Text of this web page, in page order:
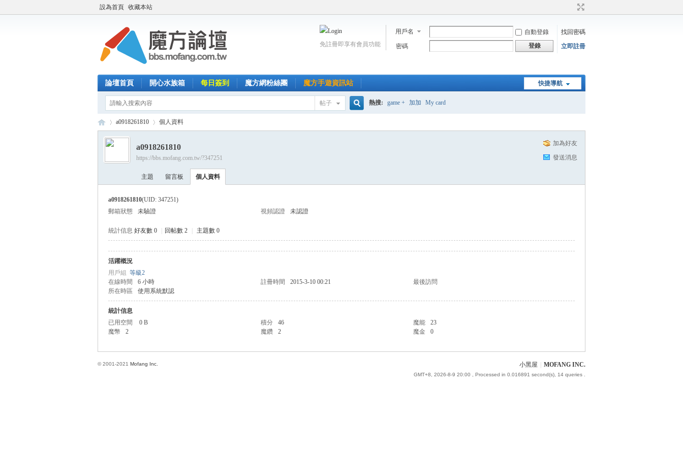
設為首頁 收藏本站
用戶名 自動登錄
找回密碼
密碼
登錄 立即註冊
免註冊即享有會員功能
快捷導航
論壇首頁 開心水族箱 每日簽到 魔方網粉絲團 魔方手遊資訊站
帖子 熱搜: game + 加加 My card
›
a0918261810 個人資料
加為好友
發送消息
a0918261810
https://bbs.mofang.com.tw/?347251
主題 留言板 個人資料
a0918261810(UID: 347251)
郵箱狀態
未驗證 視頻認證 未認證
統計信息 好友數 0 回帖數 2 主題數 0
活躍概況
用戶組 等級2
在線時間
6 小時 註冊時間 2015-3-10 00:21
最後訪問
所在時區
使用系統默認
統計信息
已用空間
0 B 積分 46 魔能
23
魔幣
2 魔鑽 2 魔金 0
小黑屋 MOFANG INC.
GMT+8, 2026-8-9 20:00 , Processed in 0.016891 second(s), 14 queries .
© 2001-2021 Mofang Inc.